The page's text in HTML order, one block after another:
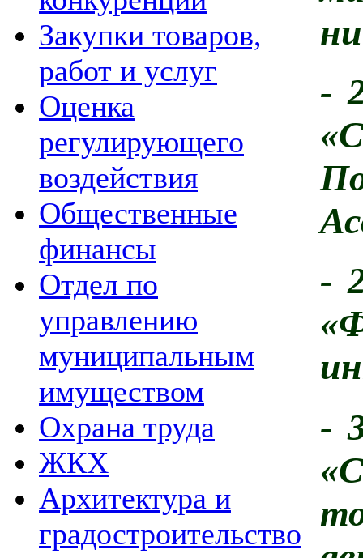
Закупки товаров,
работ и услуг
Оценка
регулирующего
воздействия
Общественные
финансы
Отдел по
управлению
муниципальным
имуществом
Охрана труда
ЖКХ
Архитектура и
градостроительство
-
-
-